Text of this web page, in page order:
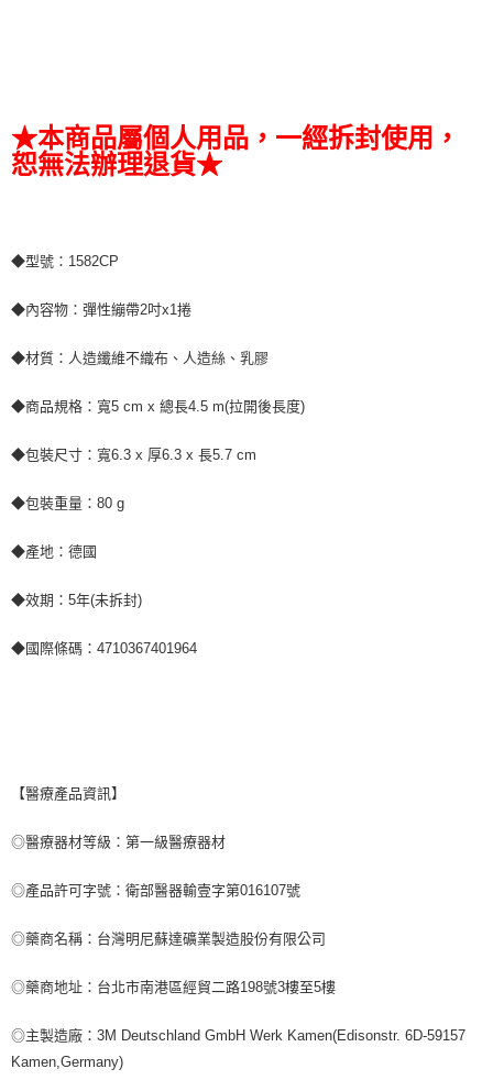
★本商品屬個人用品，一經拆封使用，
恕無法辦理退貨★
◆型號：1582CP
◆內容物：彈性繃帶2吋x1捲
◆材質：人造纖維不織布、人造絲、乳膠
◆商品規格：寬5 cm x 總長4.5 m(拉開後長度)
◆包裝尺寸：寬6.3 x 厚6.3 x 長5.7 cm
◆包裝重量：80 g
◆產地：德國
◆效期：5年(未拆封)
◆國際條碼：4710367401964
【醫療產品資訊】
◎醫療器材等級：第一級醫療器材
◎產品許可字號：衛部醫器輸壹字第016107號
◎藥商名稱：台灣明尼蘇達礦業製造股份有限公司
◎藥商地址：台北市南港區經貿二路198號3樓至5樓
◎主製造廠：3M Deutschland GmbH Werk Kamen(Edisonstr. 6D-59157
Kamen,Germany)